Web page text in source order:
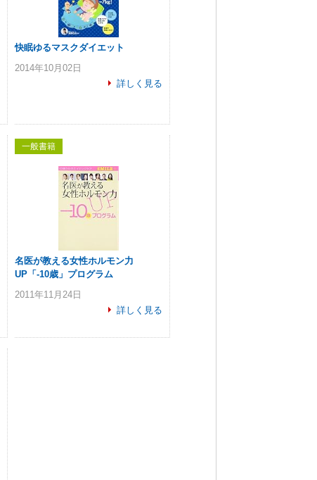
快眠ゆるマスクダイエット
2014年10月02日
詳しく見る
一般書籍
名医が教える女性ホルモン力
UP「-10歳」プログラム
2011年11月24日
詳しく見る